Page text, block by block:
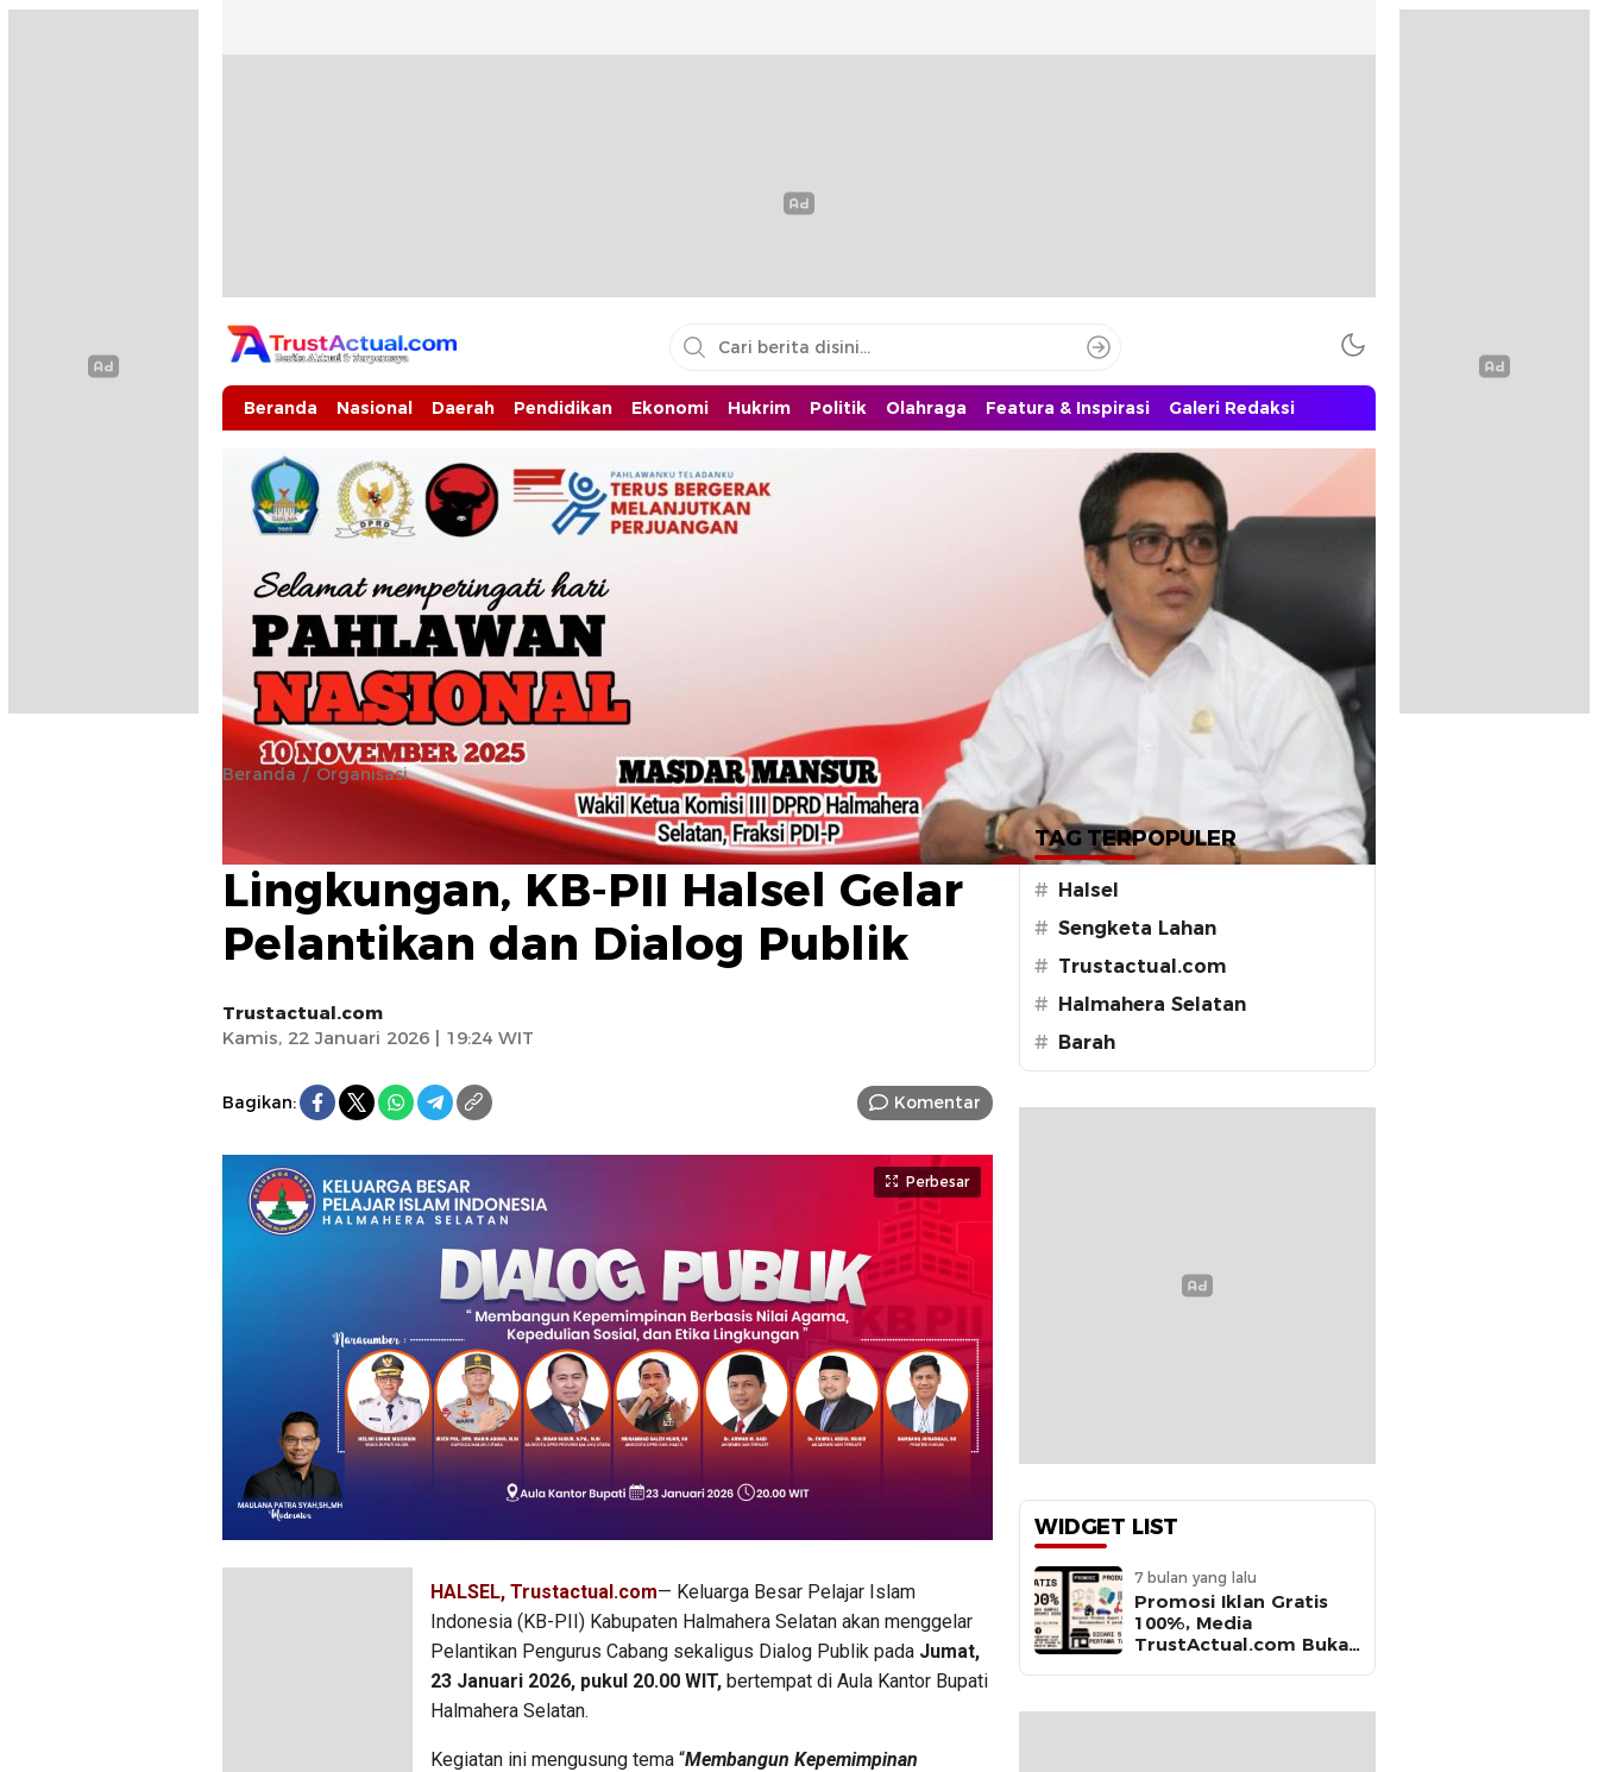
Trustactual.com
Aktual dan Terpercaya
Beranda Nasional Daerah Pendidikan Ekonomi Hukrim Politik Olahraga Featura & Inspirasi Galeri Redaksi
Beranda Organisasi
Angkat Isu Agama dan
Lingkungan, KB-PII Halsel Gelar
Pelantikan dan Dialog Publik
Trustactual.com
Kamis, 22 Januari 2026 | 19:24 WIT
Bagikan: Komentar
Perbesar
HALSEL, Trustactual.com— Keluarga Besar Pelajar Islam
Indonesia (KB-PII) Kabupaten Halmahera Selatan akan menggelar
Pelantikan Pengurus Cabang sekaligus Dialog Publik pada Jumat,
23 Januari 2026, pukul 20.00 WIT, bertempat di Aula Kantor Bupati
Halmahera Selatan.
Kegiatan ini mengusung tema “Membangun Kepemimpinan
TAG TERPOPULER
# Halsel
# Sengketa Lahan
# Trustactual.com
# Halmahera Selatan
# Barah
WIDGET LIST
7 bulan yang lalu
Promosi Iklan Gratis
100%, Media
TrustActual.com Buka